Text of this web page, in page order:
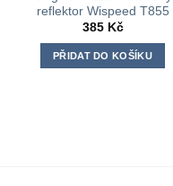
reflektor Wispeed T855
385 Kč
PŘIDAT DO KOŠÍKU